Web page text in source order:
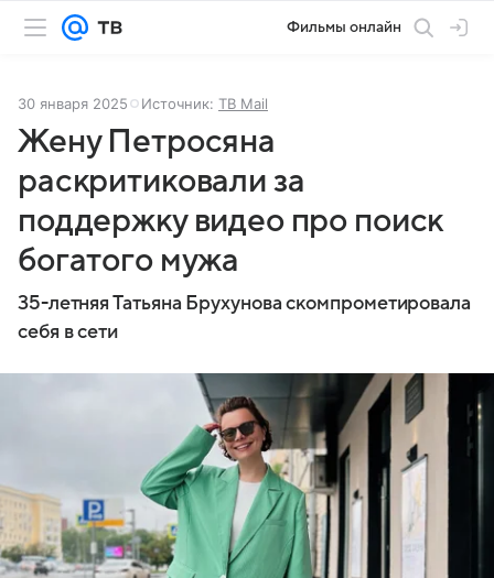
Фильмы онлайн
30 января 2025 Источник: ТВ Mail
Жену Петросяна
раскритиковали за
поддержку видео про поиск
богатого мужа
35-летняя Татьяна Брухунова скомпрометировала
себя в сети